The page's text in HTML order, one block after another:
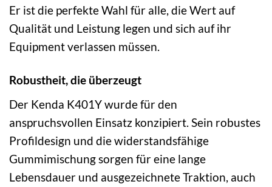
Er ist die perfekte Wahl für alle, die Wert auf
Qualität und Leistung legen und sich auf ihr
Equipment verlassen müssen.
Robustheit, die überzeugt
Der Kenda K401Y wurde für den
anspruchsvollen Einsatz konzipiert. Sein robustes
Profildesign und die widerstandsfähige
Gummimischung sorgen für eine lange
Lebensdauer und ausgezeichnete Traktion, auch